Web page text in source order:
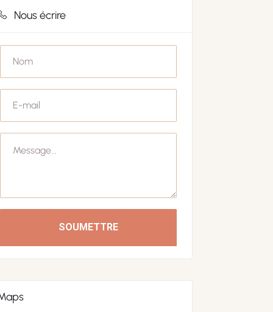
Nous écrire
SOUMETTRE